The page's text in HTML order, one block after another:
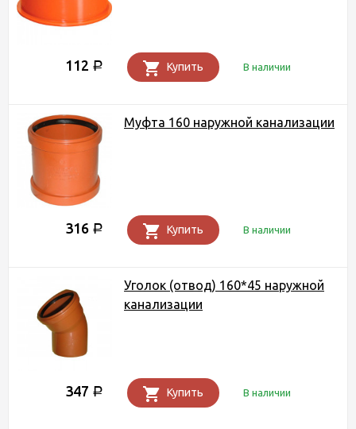
112 Р Купить В наличии
Муфта 160 наружной канализации
316 Р Купить В наличии
Уголок (отвод) 160*45 наружной
канализации
347 Р Купить В наличии